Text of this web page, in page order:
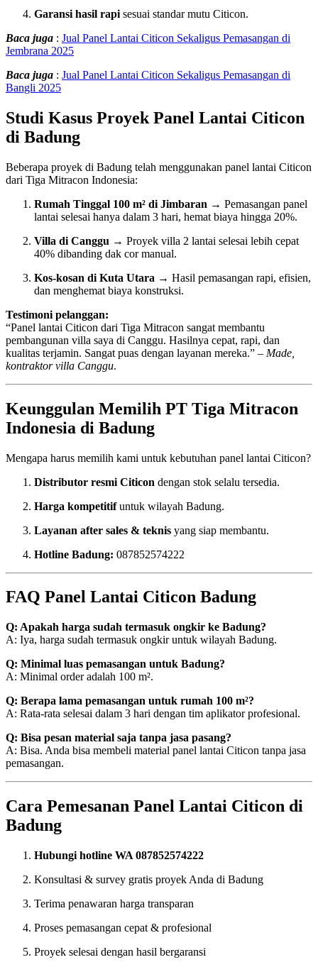
Garansi hasil rapi sesuai standar mutu Citicon.
Baca juga : Jual Panel Lantai Citicon Sekaligus Pemasangan di
Jembrana 2025
Baca juga : Jual Panel Lantai Citicon Sekaligus Pemasangan di
Bangli 2025
Studi Kasus Proyek Panel Lantai Citicon
di Badung
Beberapa proyek di Badung telah menggunakan panel lantai Citicon
dari Tiga Mitracon Indonesia:
Rumah Tinggal 100 m² di Jimbaran → Pemasangan panel
lantai selesai hanya dalam 3 hari, hemat biaya hingga 20%.
Villa di Canggu → Proyek villa 2 lantai selesai lebih cepat
40% dibanding dak cor manual.
Kos-kosan di Kuta Utara → Hasil pemasangan rapi, efisien,
dan menghemat biaya konstruksi.
Testimoni pelanggan:
“Panel lantai Citicon dari Tiga Mitracon sangat membantu
pembangunan villa saya di Canggu. Hasilnya cepat, rapi, dan
kualitas terjamin. Sangat puas dengan layanan mereka.” – Made,
kontraktor villa Canggu.
Keunggulan Memilih PT Tiga Mitracon
Indonesia di Badung
Mengapa harus memilih kami untuk kebutuhan panel lantai Citicon?
Distributor resmi Citicon dengan stok selalu tersedia.
Harga kompetitifuntuk wilayah Badung.
Layanan after sales & teknis yang siap membantu.
Hotline Badung: 087852574222
FAQ Panel Lantai Citicon Badung
Q: Apakah harga sudah termasuk ongkir ke Badung?
A: Iya, harga sudah termasuk ongkir untuk wilayah Badung.
Q: Minimal luas pemasangan untuk Badung?
A: Minimal order adalah 100 m².
Q: Berapa lama pemasangan untuk rumah 100 m²?
A: Rata-rata selesai dalam 3 hari dengan tim aplikator profesional.
Q: Bisa pesan material saja tanpa jasa pasang?
A: Bisa. Anda bisa membeli material panel lantai Citicon tanpa jasa
pemasangan.
Cara Pemesanan Panel Lantai Citicon di
Badung
Hubungi hotline WA 087852574222
Konsultasi & survey gratis proyek Anda di Badung
Terima penawaran harga transparan
Proses pemasangan cepat & profesional
Proyek selesai dengan hasil bergaransi